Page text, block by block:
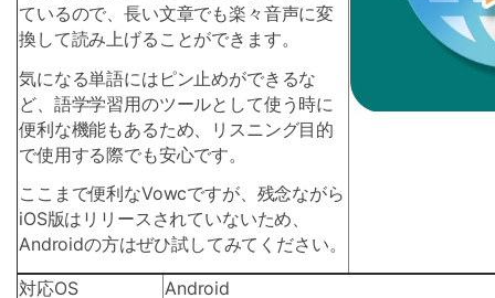
ているので、長い文章でも楽々音声に変
換して読み上げることができます。
気になる単語にはピン止めができるな
ど、語学学習用のツールとして使う時に
便利な機能もあるため、リスニング目的
で使用する際でも安心です。
ここまで便利なVowcですが、残念ながら
iOS版はリリースされていないため、
Androidの方はぜひ試してみてください。
対応OS
Android